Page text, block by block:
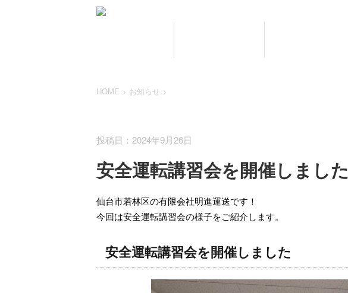
HOME > お知らせ >
投稿日：2024年9月26日
安全運転講習会を開催しました
仙台市若林区の有限会社明進運送です！
今回は安全運転講習会の様子をご紹介します。
安全運転講習会を開催しました